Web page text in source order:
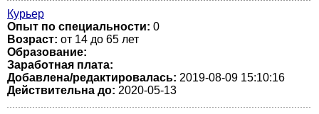
Курьер
Опыт по специальности: 0
Возраст: от 14 до 65 лет
Образование:
Заработная плата:
Добавлена/редактировалась: 2019-08-09 15:10:16
Действительна до: 2020-05-13